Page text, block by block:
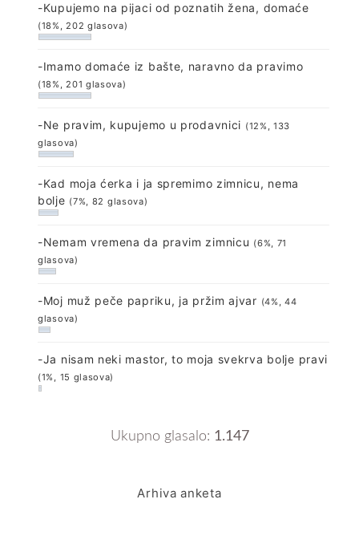
-Kupujemo na pijaci od poznatih žena, domaće
(18%, 202 glasova)
-Imamo domaće iz bašte, naravno da pravimo
(18%, 201 glasova)
-Ne pravim, kupujemo u prodavnici (12%, 133
glasova)
-Kad moja ćerka i ja spremimo zimnicu, nema
bolje (7%, 82 glasova)
-Nemam vremena da pravim zimnicu (6%, 71
glasova)
-Moj muž peče papriku, ja pržim ajvar (4%, 44
glasova)
-Ja nisam neki mastor, to moja svekrva bolje pravi
(1%, 15 glasova)
Ukupno glasalo: 1.147
Arhiva anketa